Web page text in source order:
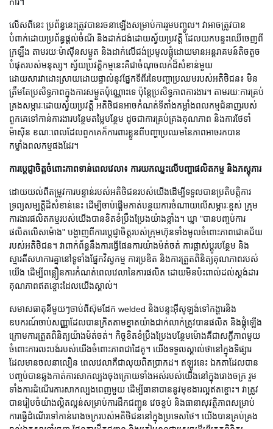
ការ។
លើសពីនេះ ប្រព័ន្ធនេះត្រូវបានរចនាឡើងសម្រាប់ការរួមបញ្ចូល។ វាអាចត្រូវបាន
បំពាក់ដោយប្រព័ន្ធផ្តល់ចំណី និងដាក់ជង់ដោយស្វ័យប្រវត្តិ ដែលយកបន្ទះឈើចេញពី
ក្រឡឹង តាមរយៈម៉ាស៊ីនសម្ងួត និងដាក់លើជង់ប្រមូលផ្តុំដោយមានអន្តរាគមន៍តិចតួច
បំផុតរបស់មនុស្ស។ ស្វ័យប្រវត្តិកម្មនេះគឺជាចំណុចលក់ដ៏សំខាន់មួយ
ដោយសារវាដោះស្រាយដោយផ្ទាល់នូវផ្នែកទីពីរនៃបញ្ហាប្រឈមរបស់អតិថិជន៖ មិន
ត្រឹមតែប្រសិទ្ធភាពក្នុងការសម្ងួតប៉ុណ្ណោះទេ ប៉ុន្តែប្រសិទ្ធភាពការងារ។ តាមរយៈការគ្រប់
គ្រងសម្ភារៈដោយស្វ័យប្រវត្តិ អតិថិជនអាចកំណត់ទីតាំងកម្លាំងពលកម្មជំនាញរបស់
ពួកគេទៅកាន់ការងារបន្ថែមតម្លៃបន្ថែម ដូចជាការគ្រប់គ្រងគុណភាព និងការថែទាំ
ម៉ាស៊ីន ខណៈពេលដែលពួកគេក៏ការពារខ្លួនពីបញ្ហាប្រឈមនៃភាពអាចរកបាន
កម្លាំងពលកម្មផងដែរ។
ការប្តេជ្ញាចិត្តចំពោះភាពទាន់ពេលវេលា៖ ការយកឈ្នះលើបញ្ហាផលិតកម្ម និងភស្តុភារ
ដោយយល់ពីតម្រូវការបន្ទាន់របស់អតិថិជនរបស់យើងដើម្បីទទួលបានប្រតិបត្តិការ
ទ្រព្យសម្បត្តិដ៏សំខាន់នេះ ដើម្បីចាប់ផ្តើមកាត់បន្ថយការចំណាយលើសម្ភារៈខ្ពស់ ក្រុម
ការងារផលិតកម្មរបស់យើងបានខិតខំប្រឹងប្រែងយ៉ាងខ្លាំង។ ឃ្លា "បានបញ្ចប់ការ
ផលិតលើសម៉ោង" បង្ហាញពីការប្តេជ្ញាចិត្តរបស់ក្រុមហ៊ុនទាំងមូលចំពោះភាពជោគជ័យ
របស់អតិថិជន។ វាពាក់ព័ន្ធនឹងការធ្វើផែនការយ៉ាងម៉ត់ចត់ ការផ្លាស់ប្តូរបន្ថែម និង
ស្មារតីសហការគ្នានៅទូទាំងផ្នែកវិស្វកម្ម ការប្រឌិត និងការត្រួតពិនិត្យគុណភាពរបស់
យើង ដើម្បីពន្លឿនការកំណត់ពេលវេលានៃការផលិត ដោយមិនប៉ះពាល់ដល់ស្តង់ដារ
គុណភាពឥតខ្ចោះដែលយើងស្គាល់។
សមាសធាតុនីមួយៗចាប់ពីស៊ុមដែក welded និងបន្ទះអ៊ីសូឡង់ទៅកង្ហារនិង
ឧបករណ៍ចាប់សញ្ញាដែលបានក្រិតតាមខ្នាតយ៉ាងជាក់លាក់ត្រូវបានផលិត និងផ្គុំឡើង
ក្រោមការត្រួតពិនិត្យយ៉ាងម៉ត់ចត់។ កិច្ចខិតខំប្រឹងប្រែងបន្ថែមម៉ោងគឺជាសក្ខីភាពមួយ
ចំពោះការលះបង់របស់យើងចំពោះភាពជាដៃគូ។ យើងទទួលស្គាល់ថានៅក្នុងទីផ្សារ
ដែលមានចលនាលឿន ពេលវេលាគឺជាលុយពិតប្រាកដ។ ឥឡូវនេះ ឯកតាដែលបាន
បញ្ចប់បានឆ្លងកាត់ការសាកល្បងចុងក្រោយទាំងអស់របស់យើងនៅក្នុងរោងចក្រ រួម
ទាំងការដំណើរការសាកល្បងពេញមួយ ដើម្បីធានាបាននូវមុខងារល្អឥតខ្ចោះ។ វាត្រូវ
បានរៀបចំយ៉ាងល្អិតល្អន់សម្រាប់ការដឹកជញ្ជូន វេចខ្ចប់ និងធានាសុវត្ថិភាពសម្រាប់
ការធ្វើដំណើរទៅកាន់រោងចក្ររបស់អតិថិជននៅក្នុងប្រទេសថៃ។ យើងបានគ្រប់គ្រង